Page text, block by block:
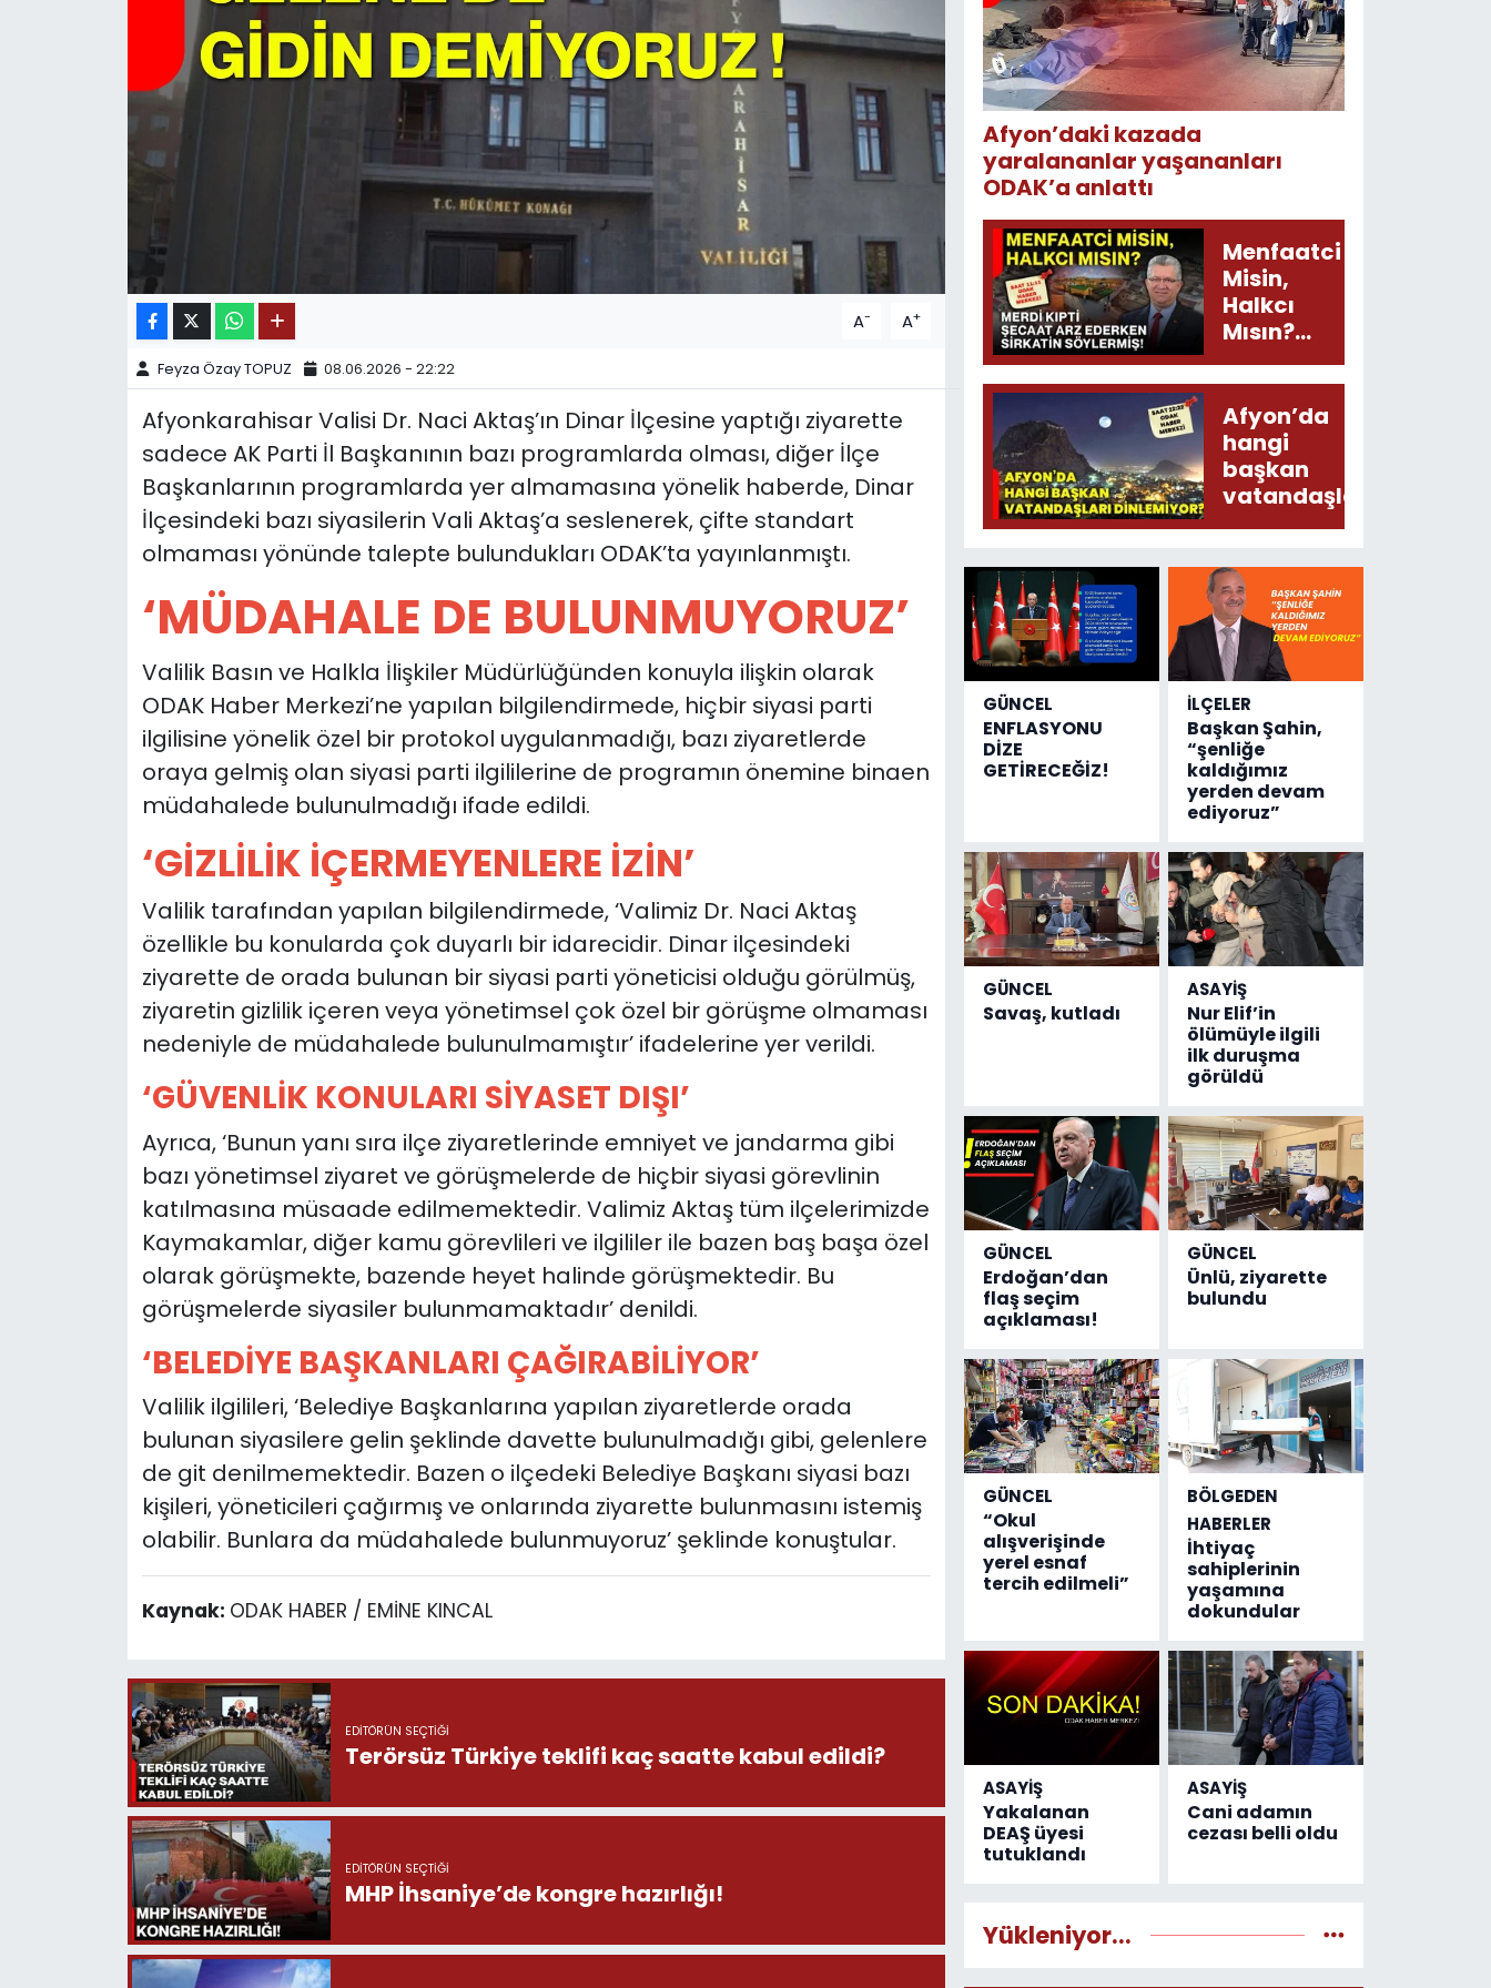
A- A+
Feyza Özay TOPUZ 08.06.2026 - 22:22
Afyonkarahisar Valisi Dr. Naci Aktaş’ın Dinar İlçesine yaptığı ziyarette
sadece AK Parti İl Başkanının bazı programlarda olması, diğer İlçe
Başkanlarının programlarda yer almamasına yönelik haberde, Dinar
İlçesindeki bazı siyasilerin Vali Aktaş’a seslenerek, çifte standart
olmaması yönünde talepte bulundukları ODAK’ta yayınlanmıştı.
‘MÜDAHALE DE BULUNMUYORUZ’
Valilik Basın ve Halkla İlişkiler Müdürlüğünden konuyla ilişkin olarak
ODAK Haber Merkezi’ne yapılan bilgilendirmede, hiçbir siyasi parti
ilgilisine yönelik özel bir protokol uygulanmadığı, bazı ziyaretlerde
oraya gelmiş olan siyasi parti ilgililerine de programın önemine binaen
müdahalede bulunulmadığı ifade edildi.
‘GİZLİLİK İÇERMEYENLERE İZİN’
Valilik tarafından yapılan bilgilendirmede, ‘Valimiz Dr. Naci Aktaş
özellikle bu konularda çok duyarlı bir idarecidir. Dinar ilçesindeki
ziyarette de orada bulunan bir siyasi parti yöneticisi olduğu görülmüş,
ziyaretin gizlilik içeren veya yönetimsel çok özel bir görüşme olmaması
nedeniyle de müdahalede bulunulmamıştır’ ifadelerine yer verildi.
‘GÜVENLİK KONULARI SİYASET DIŞI’
Ayrıca, ‘Bunun yanı sıra ilçe ziyaretlerinde emniyet ve jandarma gibi
bazı yönetimsel ziyaret ve görüşmelerde de hiçbir siyasi görevlinin
katılmasına müsaade edilmemektedir. Valimiz Aktaş tüm ilçelerimizde
Kaymakamlar, diğer kamu görevlileri ve ilgililer ile bazen baş başa özel
olarak görüşmekte, bazende heyet halinde görüşmektedir. Bu
görüşmelerde siyasiler bulunmamaktadır’ denildi.
‘BELEDİYE BAŞKANLARI ÇAĞIRABİLİYOR’
Valilik ilgilileri, ‘Belediye Başkanlarına yapılan ziyaretlerde orada
bulunan siyasilere gelin şeklinde davette bulunulmadığı gibi, gelenlere
de git denilmemektedir. Bazen o ilçedeki Belediye Başkanı siyasi bazı
kişileri, yöneticileri çağırmış ve onlarında ziyarette bulunmasını istemiş
olabilir. Bunlara da müdahalede bulunmuyoruz’ şeklinde konuştular.
Kaynak: ODAK HABER / EMİNE KINCAL
EDITÖRÜN SEÇTIĞI
Terörsüz Türkiye teklifi kaç saatte kabul edildi?
EDITÖRÜN SEÇTIĞI
MHP İhsaniye’de kongre hazırlığı!
Afyon’daki kazada
yaralananlar yaşananları
ODAK’a anlattı
Menfaatci
Misin,
Halkcı
Mısın?
Merdi
Kıpti
Şecaat
Arz
Ederken
Sirkatin
Söylermiş!
Afyon’da
hangi
başkan
vatandaşları
dinlemiyor?
GÜNCEL
ENFLASYONU
DİZE
GETİRECEĞİZ!
İLÇELER
Başkan Şahin,
“şenliğe
kaldığımız
yerden devam
ediyoruz”
GÜNCEL
Savaş, kutladı
ASAYİŞ
Nur Elif’in
ölümüyle ilgili
ilk duruşma
görüldü
GÜNCEL
Erdoğan’dan
flaş seçim
açıklaması!
GÜNCEL
Ünlü, ziyarette
bulundu
GÜNCEL
“Okul
alışverişinde
yerel esnaf
tercih edilmeli”
BÖLGEDEN
HABERLER
İhtiyaç
sahiplerinin
yaşamına
dokundular
ASAYİŞ
Yakalanan
DEAŞ üyesi
tutuklandı
ASAYİŞ
Cani adamın
cezası belli oldu
Yükleniyor...
11:11 MANŞET